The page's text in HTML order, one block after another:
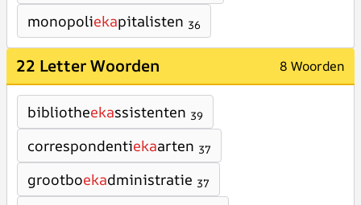
monopoliekapitalisten 36
22 Letter Woorden 8 Woorden
bibliotheekassistenten 39
correspondentiekaarten 37
grootboekadministratie 37